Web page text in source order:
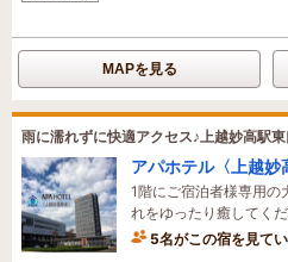
MAPを見る
雨に濡れずに快適アクセス♪上越妙高駅東
アパホテル〈上越妙
1階にご宿泊者様専用の
れをゆったり癒してく
5名がこの宿を見て